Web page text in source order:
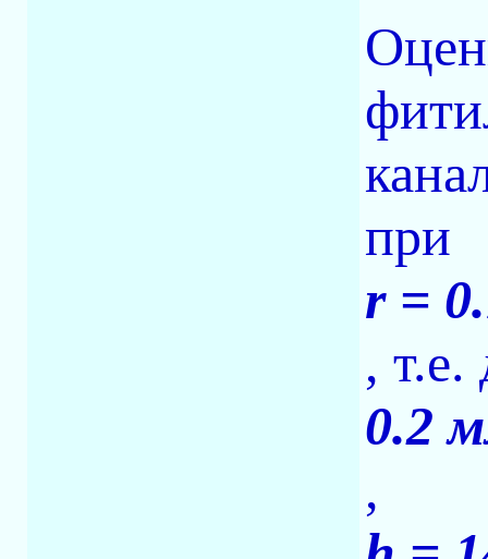
при
r =
, т.е.
0.2
,